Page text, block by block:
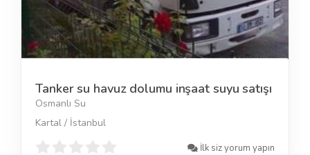
Tanker su havuz dolumu inşaat suyu satışı
Osmanlı Su
Kartal / İstanbul
İlk siz yorum yapın